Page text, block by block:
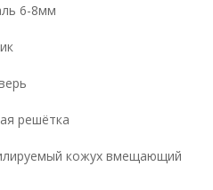
6-8мм
решётка
кожух вмещающий